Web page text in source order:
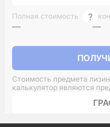
Полная стоимость
— —
Стоимость предмета
калькулятор являются